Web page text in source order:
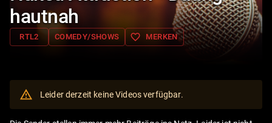
hautnah
RTL2 COMEDY/SHOWS favorite_border MERKEN
Leider derzeit keine Videos verfügbar.